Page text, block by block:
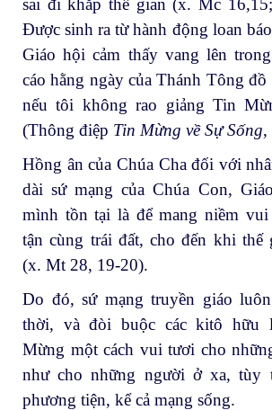
sai đi khắp thế gian (x. Mc
Được sinh ra từ hành động loan
Giáo hội cảm thấy vang lên
cáo hằng ngày của Thánh Tông
nếu tôi không rao giảng Tin
(Thông điệp Tin Mừng về Sự Sống,
Hồng ân của Chúa Cha đối với
dài sứ mạng của Chúa Con,
mình tồn tại là để mang niềm
tận cùng trái đất, cho đến khi thế
(x. Mt 28, 19-20).
Do đó, sứ mạng truyền giáo
thời, và đòi buộc các kitô hữu
Mừng một cách vui tươi cho
như cho những người ở xa, tùy
phương tiện, kể cả mạng sống.